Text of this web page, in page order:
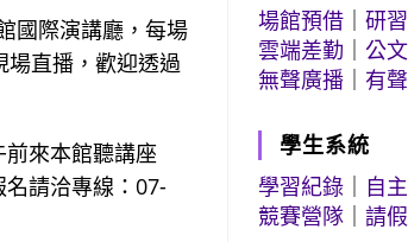
國際演講廳，每場
場直播，歡迎透過
來本館聽講座
請洽專線：07-
場館預借 ｜研
雲端差勤 ｜公
無聲廣播
有
學生系統
學習紀錄
自
競賽營隊 ｜請